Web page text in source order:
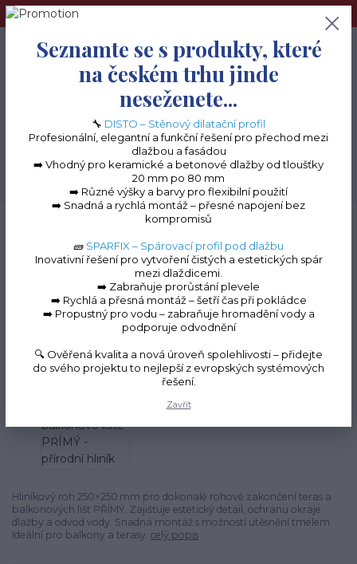
➢Terče pod dlažbu naleznete na e-shopu www.terceshop.cz!➢
+420 605 740 744
0
0 Kč
Balkonové lišty do lepidla Balkonová lišta PŘÍMA
Roh k balkonové liště
PŔÍMÝ - přírodní hliník
Hliníkový roh 250×250 mm pro dokonalé rohové zakončení teras a
balkonových lišt PŘÍMÝ. Zajišťuje estetický detail, ochranu okraje
dlažby a odvod vody. Snadná montáž s možností utěsnění tmelem.
Ideální pro balkony a terasy. celý popis
Seznamte se s produkty, které
na českém trhu jinde
neseženete...
🔧 DISTO – Stěnový dilatační profil
Profesionální, elegantní a funkční řešení pro přechod mezi
dlažbou a fasádou
➡️ Vhodný pro keramické a betonové dlažby od tloušťky
20 mm po 80 mm
➡️ Různé výšky a barvy pro flexibilní použití
➡️ Snadná a rychlá montáž – přesné napojení bez
kompromisů
🧱 SPARFIX – Spárovací profil pod dlažbu
Inovativní řešení pro vytvoření čistých a estetických spár
mezi dlaždicemi.
➡️ Zabraňuje prorůstání plevele
➡️ Rychlá a přesná montáž – šetří čas při pokládce
➡️ Propustný pro vodu – zabraňuje hromadění vody a
podporuje odvodnění
🔍 Ověřená kvalita a nová úroveň spolehlivosti – přidejte
do svého projektu to nejlepší z evropských systémových
řešení.
Zavřít